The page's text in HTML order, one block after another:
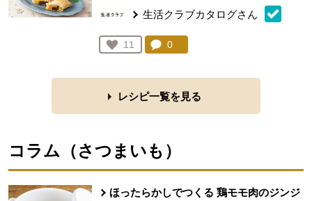
生活クラブカタログさん
お気に入り登録：
11
人が登録
コメント：
0
レシピ一覧を見る
コラム（さつまいも ）
ほったらかしでつくる 鶏モモ肉のジンジ